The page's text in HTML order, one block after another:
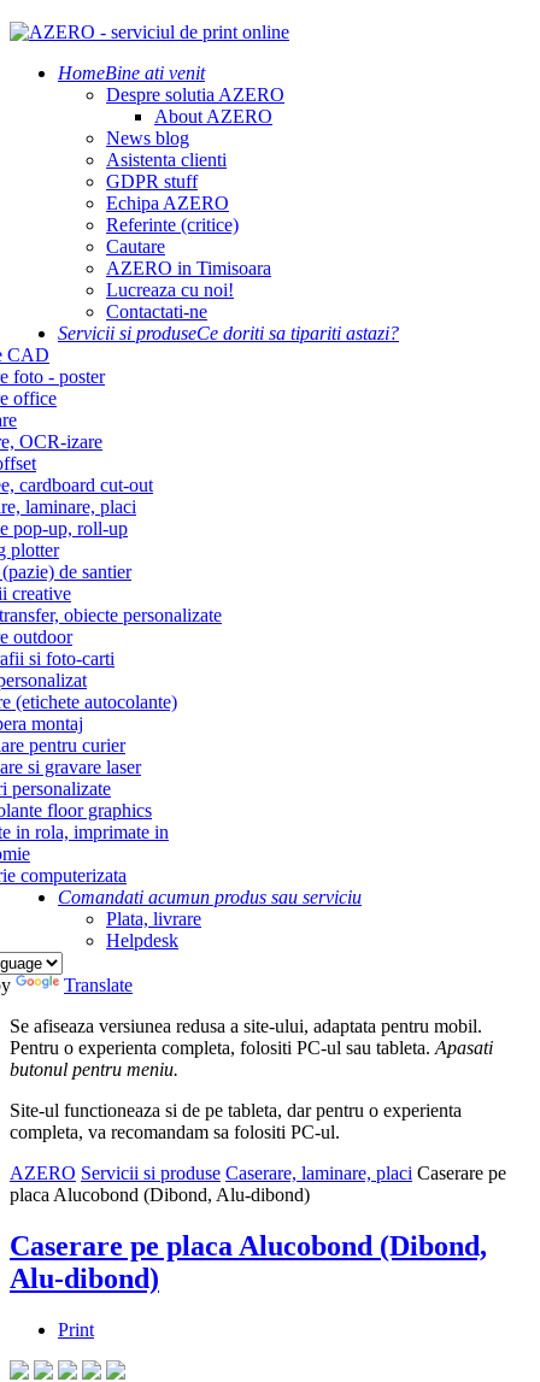
HomeBine ati venit
Despre solutia AZERO
About AZERO
News blog
Asistenta clienti
GDPR stuff
Echipa AZERO
Referinte (critice)
Cautare
AZERO in Timisoara
Lucreaza cu noi!
Contactati-ne
Servicii si produseCe doriti sa tipariti astazi?
CAD
foto - poster
office
OCR-izare
cardboard cut-out
laminare, placi
pop-up, roll-up
plotter
de santier
creative
obiecte personalizate
outdoor
si foto-carti
(etichete autocolante)
montaj
pentru curier
si gravare laser
personalizate
floor graphics
in rola, imprimate in
computerizata
Comandati acumun produs sau serviciu
Plata, livrare
Helpdesk
Translate
Se afiseaza versiunea redusa a site-ului, adaptata pentru mobil.
Pentru o experienta completa, folositi PC-ul sau tableta. Apasati
butonul pentru meniu.
Site-ul functioneaza si de pe tableta, dar pentru o experienta
completa, va recomandam sa folositi PC-ul.
AZERO Servicii si produse Caserare, laminare, placi Caserare pe
placa Alucobond (Dibond, Alu-dibond)
Caserare pe placa Alucobond (Dibond,
Alu-dibond)
Print